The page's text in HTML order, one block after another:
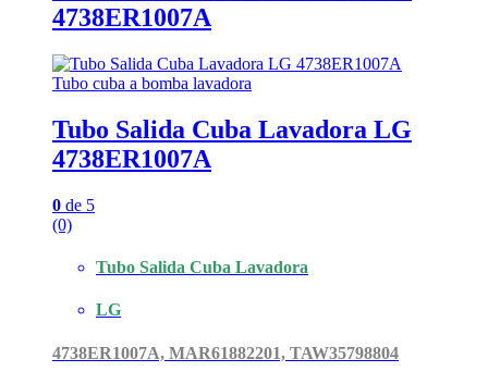
4738ER1007A
Tubo cuba a bomba lavadora
Tubo Salida Cuba Lavadora LG
4738ER1007A
0 de 5
(0)
Tubo Salida Cuba Lavadora
LG
4738ER1007A, MAR61882201, TAW35798804